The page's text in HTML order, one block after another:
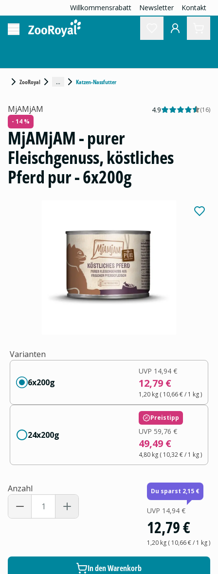
Willkommensrabatt Newsletter Kontakt
ZooRoyal ... Katzen-Nassfutter
MjAMjAM 4.9 (16)
- 14 %
MjAMjAM - purer
Fleischgenuss, köstliches
Pferd pur - 6x200g
Varianten
6x200g
UVP 14,94 €
12,79 €
1,20 kg( 10,66 €/ 1 kg)
24x200g
Preistipp
UVP 59,76 €
49,49 €
4,80 kg( 10,32 €/ 1 kg)
Anzahl Du sparst 2,15 €
UVP 14,94 €
12,79 €
1,20 kg( 10,66 €/ 1 kg)
In den Warenkorb